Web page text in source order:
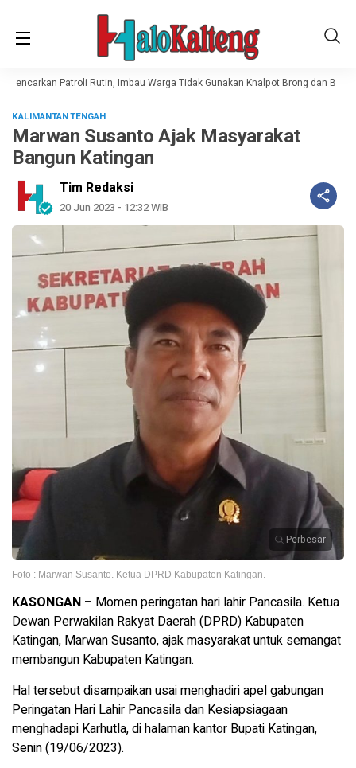
Patroli Rutin, Imbau Warga Tidak Gunakan Knalpot Brong dan Balap
KALIMANTAN TENGAH
Marwan Susanto Ajak Masyarakat
Bangun Katingan
Tim Redaksi
20 Jun 2023 - 12:32 WIB
Perbesar
Foto : Marwan Susanto. Ketua DPRD Kabupaten Katingan.
KASONGAN – Momen peringatan hari lahir Pancasila. Ketua
Dewan Perwakilan Rakyat Daerah (DPRD) Kabupaten
Katingan, Marwan Susanto, ajak masyarakat untuk semangat
membangun Kabupaten Katingan.
Hal tersebut disampaikan usai menghadiri apel gabungan
Peringatan Hari Lahir Pancasila dan Kesiapsiagaan
menghadapi Karhutla, di halaman kantor Bupati Katingan,
Senin (19/06/2023).